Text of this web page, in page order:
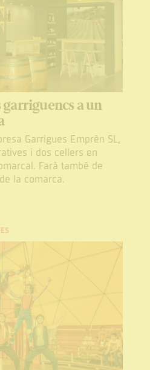
a un
Garrigues Emprèn SL,
i dos cellers en
Farà també de
la comarca.